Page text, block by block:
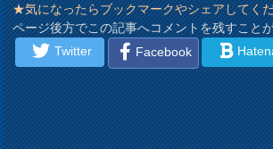
★気になったらブックマークやシェアしてく
ページ後方でこの記事へコメントを残すこと
Twitter
Facebook